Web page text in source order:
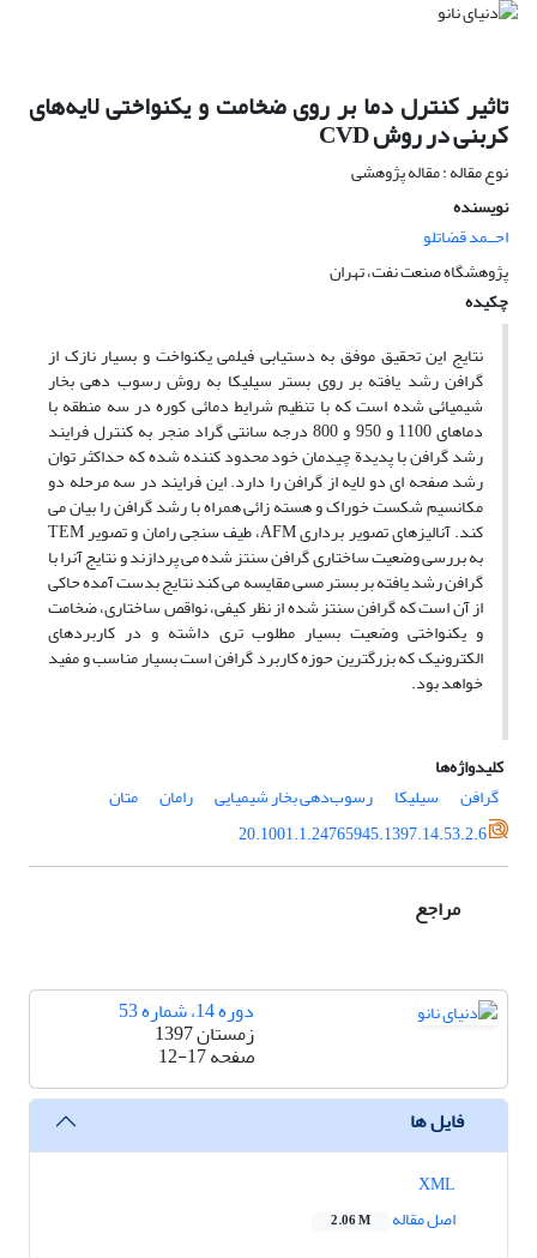
تاثیر کنترل دما بر روی ضخامت و یکنواختی لایه‌های
کربنی در روش CVD
نوع مقاله : مقاله پژوهشی
نویسنده
احــمد قضاتلو
پژوهشگاه صنعت نفت، تهران
چکیده
نتایج این تحقیق موفق به دستیابی فیلمی یکنواخت و بسیار نازک از
گرافن رشد یافته بر روی بستر سیلیکا به روش رسوب دهی بخار
شیمیائی شده است که با تنظیم شرایط دمائی کوره در سه منطقه با
دماهای 1100 و 950 و 800 درجه سانتی گراد منجر به کنترل فرایند
رشد گرافن با پدیدة چیدمان خود محدود کننده شده که حداکثر توان
رشد صفحه ای دو لایه از گرافن را دارد. این فرایند در سه مرحله دو
مکانسیم شکست خوراک و هسته زائی همراه با رشد گرافن را بیان می
کند. آنالیزهای تصویر برداری AFM، طیف سنجی رامان و تصویر TEM
به بررسی وضعیت ساختاری گرافن سنتز شده می پردازند و نتایج آنرا با
گرافن رشد یافته بر بستر مسی مقایسه می کند نتایج بدست آمده حاکی
از آن است که گرافن سنتز شده از نظر کیفی، نواقص ساختاری، ضخامت
و یکنواختی وضعیت بسیار مطلوب تری داشته و در کاربردهای
الکترونیک که بزرگترین حوزه کاربرد گرافن است بسیار مناسب و مفید
خواهد بود.
کلیدواژه‌ها
گرافن
سیلیکا رسوب‌دهی بخار شیمیایی رامان
متان
20.1001.1.24765945.1397.14.53.2.6
مراجع
دوره 14، شماره 53
زمستان 1397
صفحه12-17
فایل ها
اصل مقاله
2.06 M